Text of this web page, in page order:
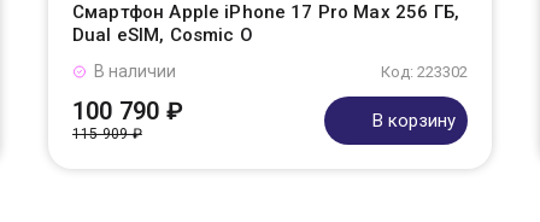
Смартфон Apple iPhone 17 Pro Max 256 ГБ,
Dual eSIM, Cosmic O
Код: 223302
В наличии
100 790 ₽
115 909 ₽
В корзину